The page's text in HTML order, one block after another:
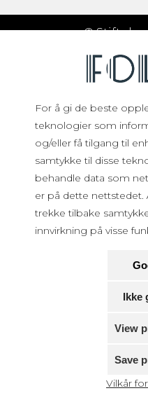
For å gi de beste
teknologier som
og/eller få tilgang til
samtykke til disse
behandle data som
er på dette nettstedet.
trekke tilbake
innvirkning på visse
Ikke
View
Save
Vilkår
©